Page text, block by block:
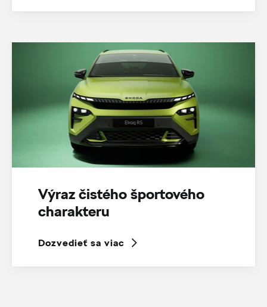
Výraz čistého športového
charakteru
Dozvedieť sa viac